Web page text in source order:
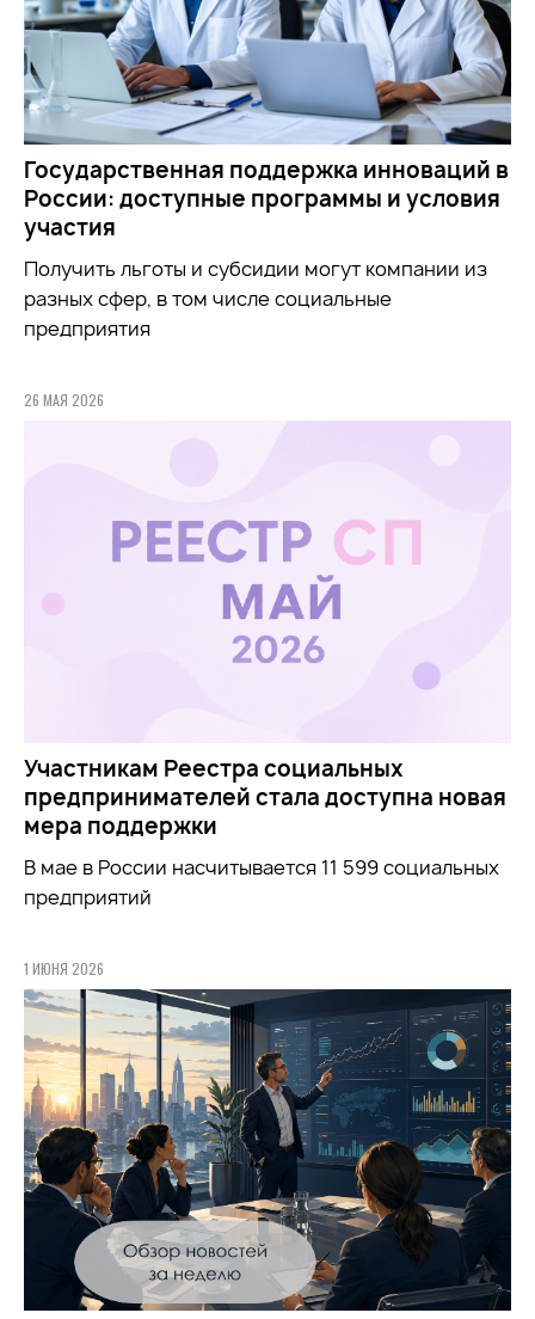
Государственная поддержка инноваций в
России: доступные программы и условия
участия
Получить льготы и субсидии могут компании из
разных сфер, в том числе социальные
предприятия
26 МАЯ 2026
Участникам Реестра социальных
предпринимателей стала доступна новая
мера поддержки
В мае в России насчитывается 11 599 социальных
предприятий
1 ИЮНЯ 2026